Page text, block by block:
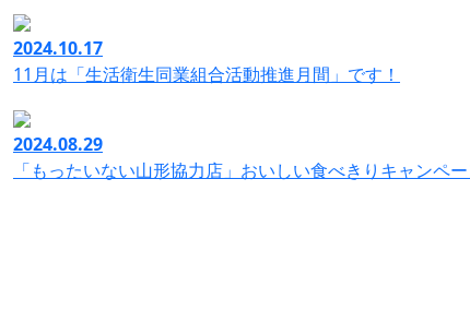
2024.10.17
11月は「生活衛生同業組合活動推進月間」です！
2024.08.29
「もったいない山形協力店」おいしい食べきりキャンペ